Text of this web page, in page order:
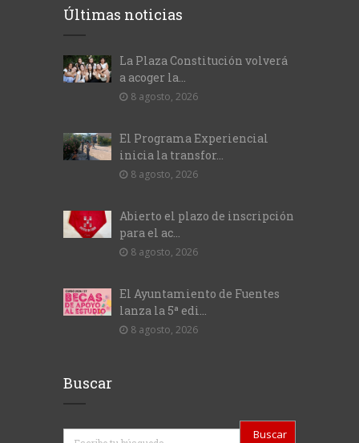
Últimas noticias
La Plaza Constitución volverá
a acoger la...
8 agosto, 2026
El Programa Experiencial
inicia la transfor...
8 agosto, 2026
Abierto el plazo de inscripción
para el ac...
8 agosto, 2026
El Ayuntamiento de Fuentes
lanza la 5ª edi...
8 agosto, 2026
Buscar
Buscar